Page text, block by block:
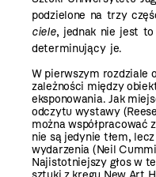
podzielone na trzy
ciele, jednak nie jest to
determinujący je.
W pierwszym rozdziale
zależności między
eksponowania. Jak
odczytu wystawy
można współpracować
nie są jedynie tłem,
wydarzenia (Neil
Najistotniejszy głos w